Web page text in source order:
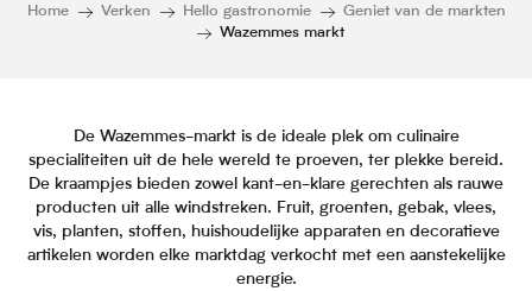
Home Verken Hello gastronomie
Geniet van de markten
Wazemmes markt
De Wazemmes-markt is de ideale plek om culinaire
specialiteiten uit de hele wereld te proeven, ter plekke bereid.
De kraampjes bieden zowel kant-en-klare gerechten als rauwe
producten uit alle windstreken. Fruit, groenten, gebak, vlees,
vis, planten, stoffen, huishoudelijke apparaten en decoratieve
artikelen worden elke marktdag verkocht met een aanstekelijke
energie.